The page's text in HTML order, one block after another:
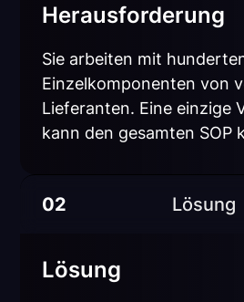
Herausforderung
Sie arbeiten mit
Einzelkomponenten von
Lieferanten. Eine einzige
kann den gesamten SOP
02 Lösung
Lösung